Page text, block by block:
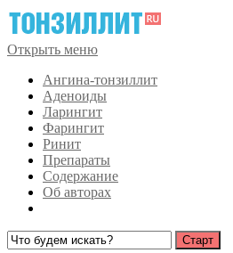
Открыть меню
Ангина-тонзиллит
Аденоиды
Ларингит
Фарингит
Ринит
Препараты
Содержание
Об авторах